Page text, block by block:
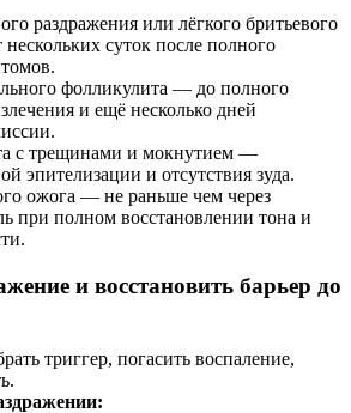
раздражения или лёгкого бритьевого
суток после полного
фолликулита — до полного
и ещё несколько дней
с трещинами и мокнутием —
эпителизации и отсутствия зуда.
ожога — не раньше чем через
при полном восстановлении тона и
и восстановить барьер до
триггер, погасить воспаление,